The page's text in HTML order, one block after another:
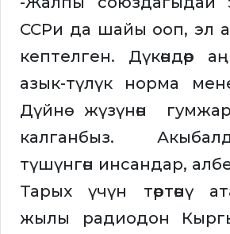
ССРи да шайы ооп, эл
кептелген. Дүкөндөр
азык-түлүк норма
Дүйнө жүзүнөн
калганбыз.
түшүнгөн инсандар,
Тарых үчүн төртөөнү
жылы радиодон